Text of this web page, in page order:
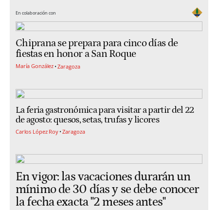
En colaboración con
Chiprana se prepara para cinco días de
fiestas en honor a San Roque
María González Zaragoza
La feria gastronómica para visitar a partir del 22
de agosto: quesos, setas, trufas y licores
Carlos López Roy Zaragoza
En vigor: las vacaciones durarán un
mínimo de 30 días y se debe conocer
la fecha exacta "2 meses antes"